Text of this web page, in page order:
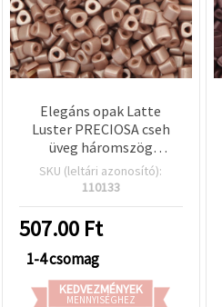
Elegáns opak Latte
Luster PRECIOSA cseh
üveg háromszög
gyöngyök (Triangle) 7x6
mm, háromszög alakú
ékszerkészítéshez,
gyöngyfűzéshez és
DIY/kreatív hobbi
projektekhez – 15 g (~38
db)
SKU (leltári azonosító):
110133
507.00 Ft
1-4 csomag
KEDVEZMÉNYEK
MENNYISÉGHEZ